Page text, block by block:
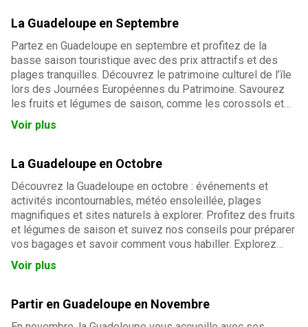
La Guadeloupe en Septembre
Partez en Guadeloupe en septembre et profitez de la
basse saison touristique avec des prix attractifs et des
plages tranquilles. Découvrez le patrimoine culturel de l’île
lors des Journées Européennes du Patrimoine. Savourez
les fruits et légumes de saison, comme les corossols et
les mangues, tout en profitant d'un climat agréable avec
des températures autour de 28°C. Une expérience
Voir plus
La Guadeloupe en Octobre
Découvrez la Guadeloupe en octobre : événements et
activités incontournables, météo ensoleillée, plages
magnifiques et sites naturels à explorer. Profitez des fruits
et légumes de saison et suivez nos conseils pour préparer
vos bagages et savoir comment vous habiller. Explorez
des lieux emblématiques comme la Soufrière, les Chutes
du Carbet et la Réserve Cousteau. Planifiez votre séjour
Voir plus
Partir en Guadeloupe en Novembre